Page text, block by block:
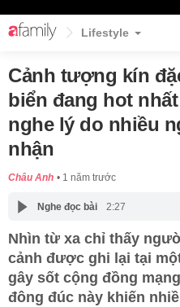
Lifestyle
Cảnh tượng kín
biển đang hot
nghe lý do nhiều
nhận
Châu Anh 1 năm trước
Nghe đọc bài 2:27
Nhìn từ xa chỉ thấy
cảnh được ghi lại tại
gây sốt cộng đồng
đông đúc này khiến